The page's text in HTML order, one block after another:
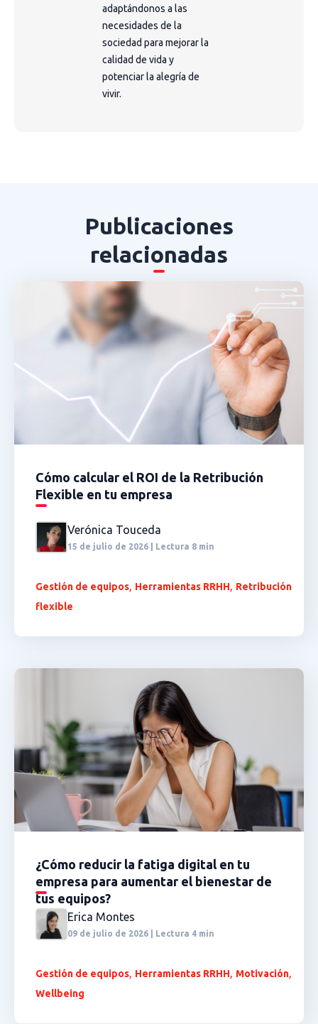
adaptándonos a las
necesidades de la
sociedad para mejorar la
calidad de vida y
potenciar la alegría de
vivir.
Publicaciones
relacionadas
Cómo calcular el ROI de la Retribución
Flexible en tu empresa
Verónica Touceda
15 de julio de 2026 | Lectura 8 min
Gestión de equipos, Herramientas RRHH, Retribución
flexible
¿Cómo reducir la fatiga digital en tu
empresa para aumentar el bienestar de
tus equipos?
Erica Montes
09 de julio de 2026 | Lectura 4 min
Gestión de equipos, Herramientas RRHH, Motivación,
Wellbeing